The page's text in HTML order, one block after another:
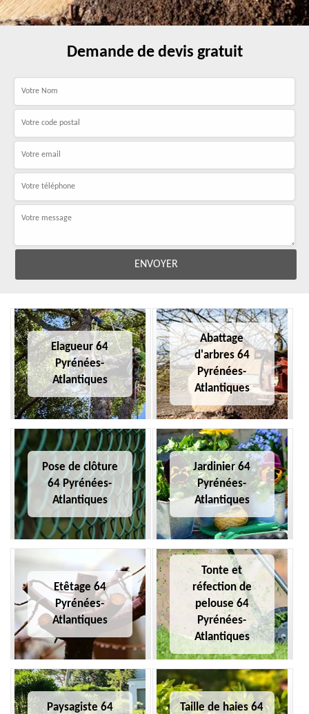
Demande de devis gratuit
Elagueur 64
Pyrénées-
Atlantiques
Abattage
d'arbres 64
Pyrénées-
Atlantiques
Pose de clôture
64 Pyrénées-
Atlantiques
Jardinier 64
Pyrénées-
Atlantiques
Etêtage 64
Pyrénées-
Atlantiques
Tonte et
réfection de
pelouse 64
Pyrénées-
Atlantiques
Paysagiste 64
Taille de haies 64